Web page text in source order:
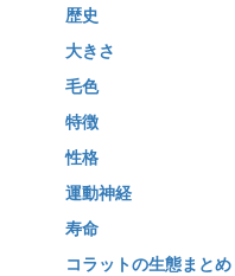
歴史
大きさ
毛色
特徴
性格
運動神経
寿命
コラットの生態まとめ